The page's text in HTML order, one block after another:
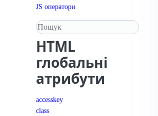
JS оператори
Пошук у довіднику
HTML
глобальні
атрибути
accesskey
class